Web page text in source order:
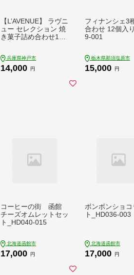
【L’AVENUE】 ラヴニ
ュー セレクション 焼
き菓子詰め合わせ10
兵庫県神戸市
14,000 円
フィナンシェ3
合わせ 12個入
9-001
栃木県那須塩原市
15,000 円
コーヒーの街 函館
チーズオムレットセッ
ト_HD040-015
北海道函館市
17,000 円
ボンボンショコ
ト_HD036-003
北海道函館市
17,000 円